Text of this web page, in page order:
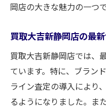
岡店の大きな魅力の一つで
買取大吉新静岡店の最
買取大吉新静岡店では、
ています。特に、ブラン
ライン査定の導入により
るようになりました。ま